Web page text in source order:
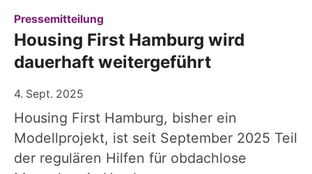
Pressemitteilung
Housing First Hamburg wird
dauerhaft weitergeführt
4. Sept. 2025
Housing First Hamburg, bisher ein
Modellprojekt, ist seit September 2025 Teil
der regulären Hilfen für obdachlose